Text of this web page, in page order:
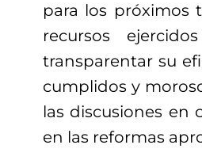
para los próximos
recursos
transparentar su
cumplidos y
las discusiones en
en las reformas